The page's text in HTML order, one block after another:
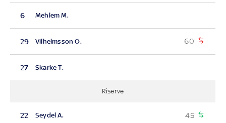
6 Mehlem M.
29 Vilhelmsson O. 60'
27 Skarke T.
Riserve
22 Seydel A. 45'